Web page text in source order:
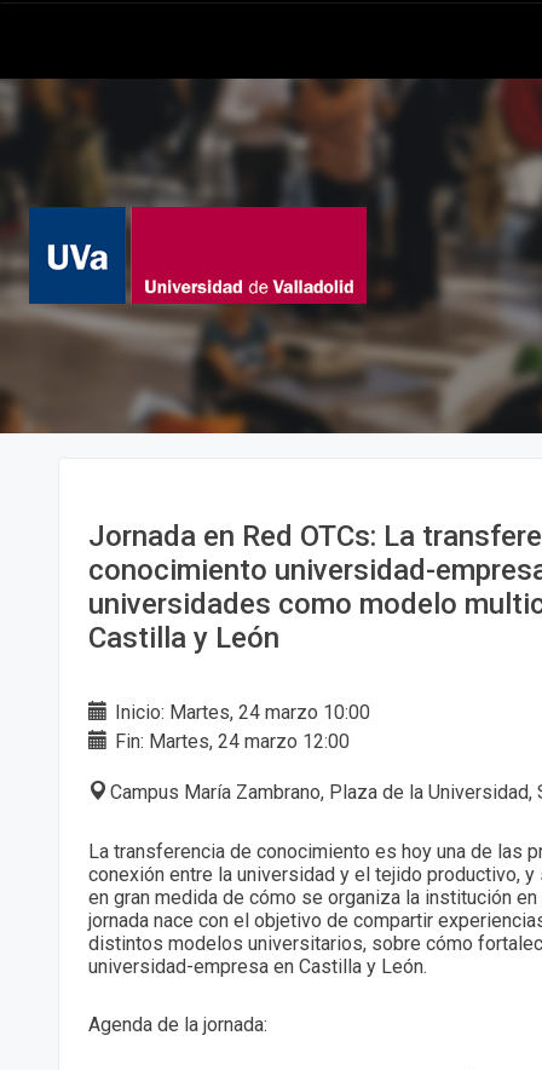
Jornada en Red OTCs: La
conocimiento universidad-
universidades como modelo
Castilla y León
Inicio: Martes, 24 marzo 10:00
Fin: Martes, 24 marzo 12:00
Campus María Zambrano, Plaza de la Universidad,
La transferencia de conocimiento es hoy una de las
conexión entre la universidad y el tejido productivo,
en gran medida de cómo se organiza la institución
jornada nace con el objetivo de compartir
distintos modelos universitarios, sobre cómo
universidad-empresa en Castilla y León.
Agenda de la jornada: